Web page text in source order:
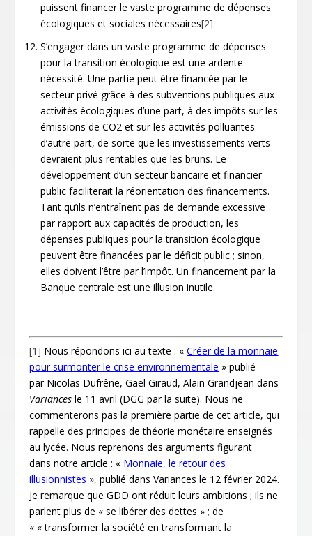
puissent financer le vaste programme de dépenses
écologiques et sociales nécessaires[2].
S’engager dans un vaste programme de dépenses
pour la transition écologique est une ardente
nécessité. Une partie peut être financée par le
secteur privé grâce à des subventions publiques aux
activités écologiques d’une part, à des impôts sur les
émissions de CO2 et sur les activités polluantes
d’autre part, de sorte que les investissements verts
devraient plus rentables que les bruns. Le
développement d’un secteur bancaire et financier
public faciliterait la réorientation des financements.
Tant qu’ils n’entraînent pas de demande excessive
par rapport aux capacités de production, les
dépenses publiques pour la transition écologique
peuvent être financées par le déficit public ; sinon,
elles doivent l’être par l’impôt. Un financement par la
Banque centrale est une illusion inutile.
[1] Nous répondons ici au texte : «Créer de la monnaie
pour surmonter le crise environnementale » publié
par Nicolas Dufrêne, Gaël Giraud, Alain Grandjean dans
Variances le 11 avril (DGG par la suite). Nous ne
commenterons pas la première partie de cet article, qui
rappelle des principes de théorie monétaire enseignés
au lycée. Nous reprenons des arguments figurant
dans notre article : « Monnaie, le retour des
illusionnistes », publié dans Variances le 12 février 2024.
Je remarque que GDD ont réduit leurs ambitions ; ils ne
parlent plus de « se libérer des dettes » ; de
« « transformer la société en transformant la